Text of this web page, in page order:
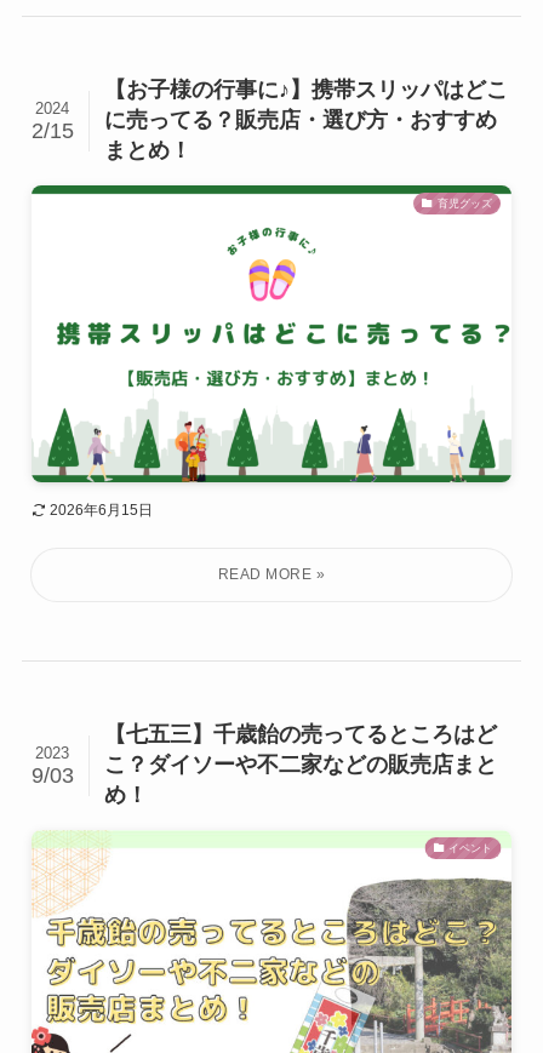
【お子様の行事に♪】携帯スリッパはどこ
に売ってる？販売店・選び方・おすすめ
まとめ！
2024
2/15
育児グッズ
2026年6月15日
【七五三】千歳飴の売ってるところはど
こ？ダイソーや不二家などの販売店まと
め！
2023
9/03
イベント